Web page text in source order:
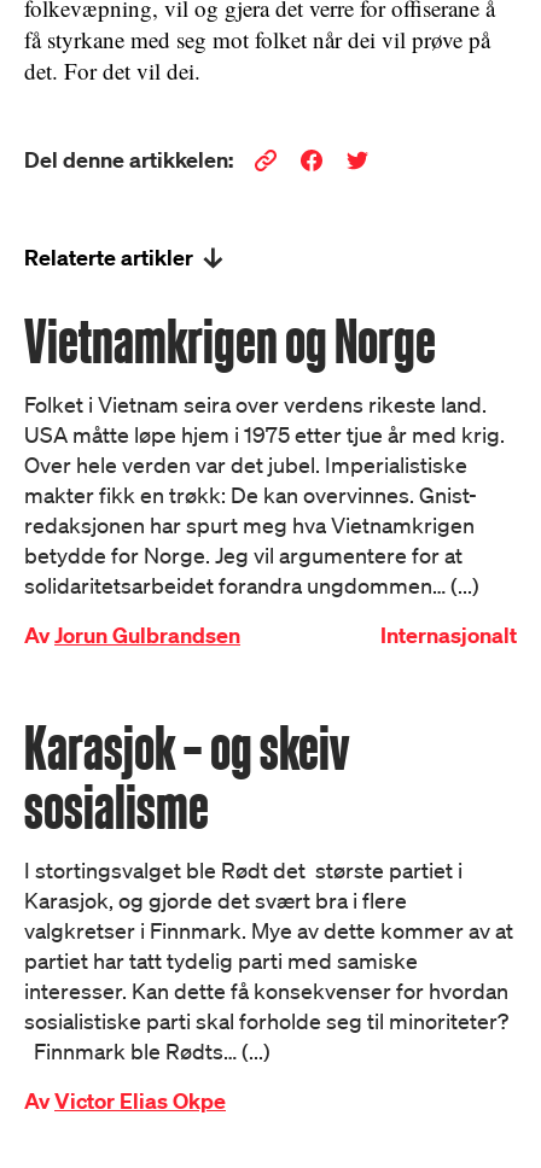
folkevæpning, vil og gjera det verre for offiserane å
få styrkane med seg mot folket når dei vil prøve på
det. For det vil dei.
Del denne artikkelen:
Relaterte artikler
Vietnamkrigen og Norge
Folket i Vietnam seira over verdens rikeste land.
USA måtte løpe hjem i 1975 etter tjue år med krig.
Over hele verden var det jubel. Imperialistiske
makter fikk en trøkk: De kan overvinnes. Gnist-
redaksjonen har spurt meg hva Vietnamkrigen
betydde for Norge. Jeg vil argumentere for at
solidaritetsarbeidet forandra ungdommen… (...)
AvJorun Gulbrandsen Internasjonalt
Karasjok – og skeiv
sosialisme
I stortingsvalget ble Rødt det største partiet i
Karasjok, og gjorde det svært bra i flere
valgkretser i Finnmark. Mye av dette kommer av at
partiet har tatt tydelig parti med samiske
interesser. Kan dette få konsekvenser for hvordan
sosialistiske parti skal forholde seg til minoriteter?
Finnmark ble Rødts… (...)
AvVictor Elias Okpe